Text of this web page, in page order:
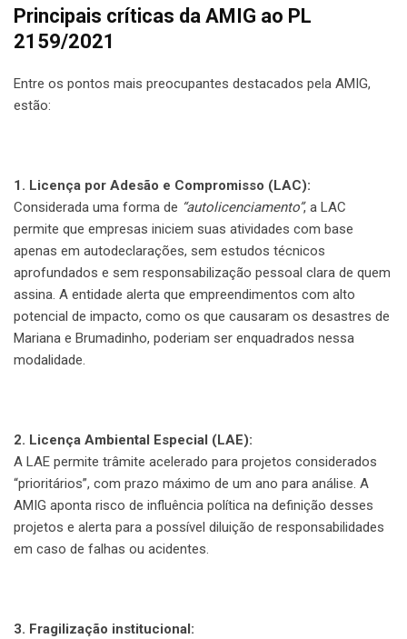
Principais críticas da AMIG ao PL
2159/2021
Entre os pontos mais preocupantes destacados pela AMIG,
estão:
1. Licença por Adesão e Compromisso (LAC):
Considerada uma forma de “autolicenciamento”, a LAC
permite que empresas iniciem suas atividades com base
apenas em autodeclarações, sem estudos técnicos
aprofundados e sem responsabilização pessoal clara de quem
assina. A entidade alerta que empreendimentos com alto
potencial de impacto, como os que causaram os desastres de
Mariana e Brumadinho, poderiam ser enquadrados nessa
modalidade.
2. Licença Ambiental Especial (LAE):
A LAE permite trâmite acelerado para projetos considerados
“prioritários”, com prazo máximo de um ano para análise. A
AMIG aponta risco de influência política na definição desses
projetos e alerta para a possível diluição de responsabilidades
em caso de falhas ou acidentes.
3. Fragilização institucional: